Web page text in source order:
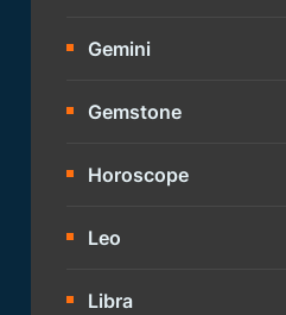
Gemini
Gemstone
Horoscope
Leo
Libra